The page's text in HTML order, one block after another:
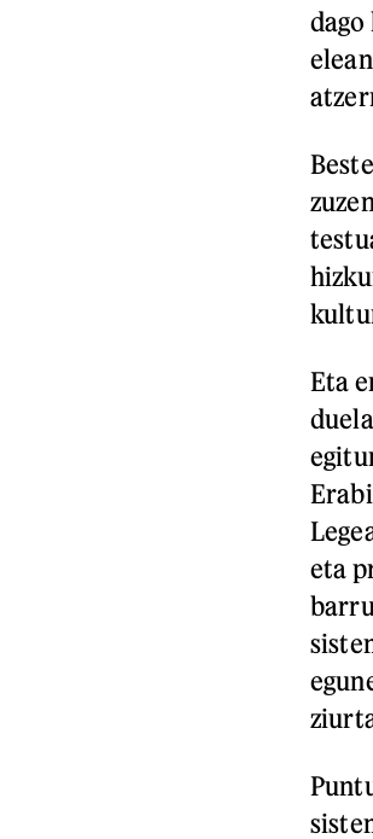
Eta
eta